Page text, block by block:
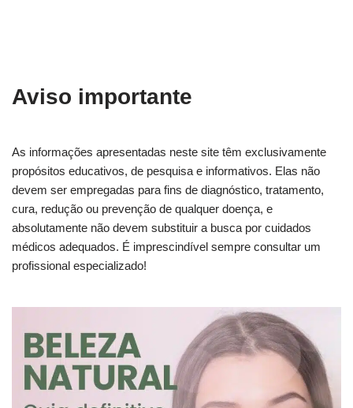
Aviso importante
As informações apresentadas neste site têm exclusivamente
propósitos educativos, de pesquisa e informativos. Elas não
devem ser empregadas para fins de diagnóstico, tratamento,
cura, redução ou prevenção de qualquer doença, e
absolutamente não devem substituir a busca por cuidados
médicos adequados. É imprescindível sempre consultar um
profissional especializado!